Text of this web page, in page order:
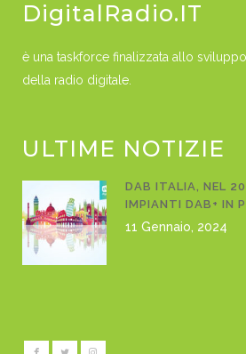
DigitalRadio.IT
è una taskforce finalizzata allo
della radio digitale.
ULTIME NOTIZIE
DAB ITALIA, NEL
IMPIANTI DAB+ IN
11 Gennaio, 2024